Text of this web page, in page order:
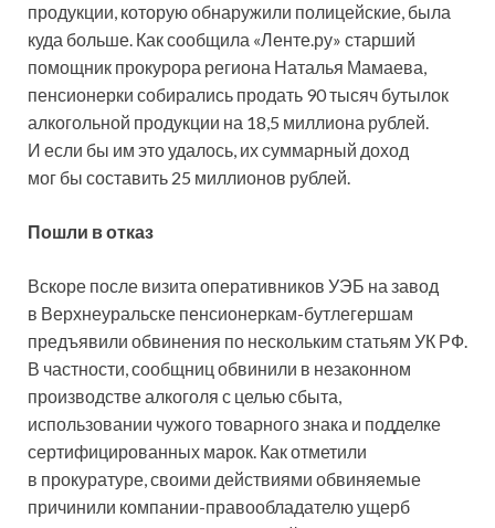
продукции, которую обнаружили полицейские, была
куда больше. Как сообщила «Ленте.ру» старший
помощник прокурора региона Наталья Мамаева,
пенсионерки собирались продать 90 тысяч бутылок
алкогольной продукции на 18,5 миллиона рублей.
И если бы им это удалось, их суммарный доход
мог бы составить 25 миллионов рублей.
Пошли в отказ
Вскоре после визита оперативников УЭБ на завод
в Верхнеуральске пенсионеркам-бутлегершам
предъявили обвинения по нескольким статьям УК РФ.
В частности, сообщниц обвинили в незаконном
производстве алкоголя с целью сбыта,
использовании чужого товарного знака и подделке
сертифицированных марок. Как отметили
в прокуратуре, своими действиями обвиняемые
причинили компании-правообладателю ущерб